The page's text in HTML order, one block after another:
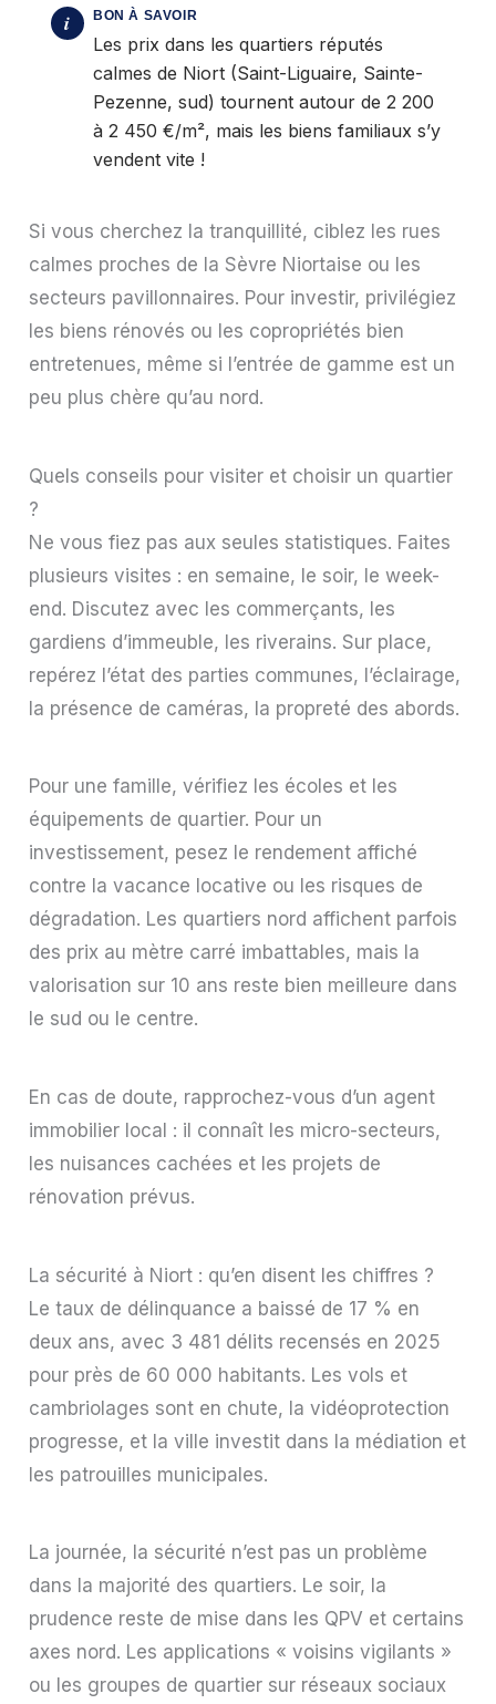
Les prix dans les quartiers réputés
calmes de Niort (Saint-Liguaire, Sainte-
Pezenne, sud) tournent autour de 2 200
à 2 450 €/m², mais les biens familiaux s’y
vendent vite !
Si vous cherchez la tranquillité, ciblez les rues
calmes proches de la Sèvre Niortaise ou les
secteurs pavillonnaires. Pour investir, privilégiez
les biens rénovés ou les copropriétés bien
entretenues, même si l’entrée de gamme est un
peu plus chère qu’au nord.
Quels conseils pour visiter et choisir un quartier
?
Ne vous fiez pas aux seules statistiques. Faites
plusieurs visites : en semaine, le soir, le week-
end. Discutez avec les commerçants, les
gardiens d’immeuble, les riverains. Sur place,
repérez l’état des parties communes, l’éclairage,
la présence de caméras, la propreté des abords.
Pour une famille, vérifiez les écoles et les
équipements de quartier. Pour un
investissement, pesez le rendement affiché
contre la vacance locative ou les risques de
dégradation. Les quartiers nord affichent parfois
des prix au mètre carré imbattables, mais la
valorisation sur 10 ans reste bien meilleure dans
le sud ou le centre.
En cas de doute, rapprochez-vous d’un agent
immobilier local : il connaît les micro-secteurs,
les nuisances cachées et les projets de
rénovation prévus.
La sécurité à Niort : qu’en disent les chiffres ?
Le taux de délinquance a baissé de 17 % en
deux ans, avec 3 481 délits recensés en 2025
pour près de 60 000 habitants. Les vols et
cambriolages sont en chute, la vidéoprotection
progresse, et la ville investit dans la médiation et
les patrouilles municipales.
La journée, la sécurité n’est pas un problème
dans la majorité des quartiers. Le soir, la
prudence reste de mise dans les QPV et certains
axes nord. Les applications « voisins vigilants »
ou les groupes de quartier sur réseaux sociaux